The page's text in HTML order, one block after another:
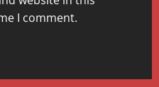
I comment.